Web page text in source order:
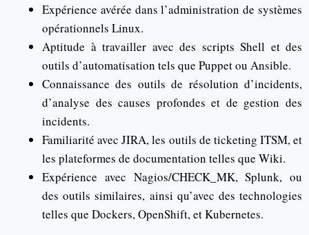
Expérience avérée dans l’administration de systèmes
opérationnels Linux.
Aptitude à travailler avec des scripts Shell et des
outils d’automatisation tels que Puppet ou Ansible.
Connaissance des outils de résolution d’incidents,
d’analyse des causes profondes et de gestion des
incidents.
Familiarité avec JIRA, les outils de ticketing ITSM, et
les plateformes de documentation telles que Wiki.
Expérience avec Nagios/CHECK_MK, Splunk, ou
des outils similaires, ainsi qu’avec des technologies
telles que Dockers, OpenShift, et Kubernetes.